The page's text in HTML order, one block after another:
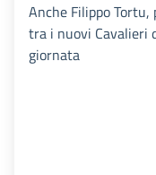
Anche Filippo
tra i nuovi Cavalieri
giornata